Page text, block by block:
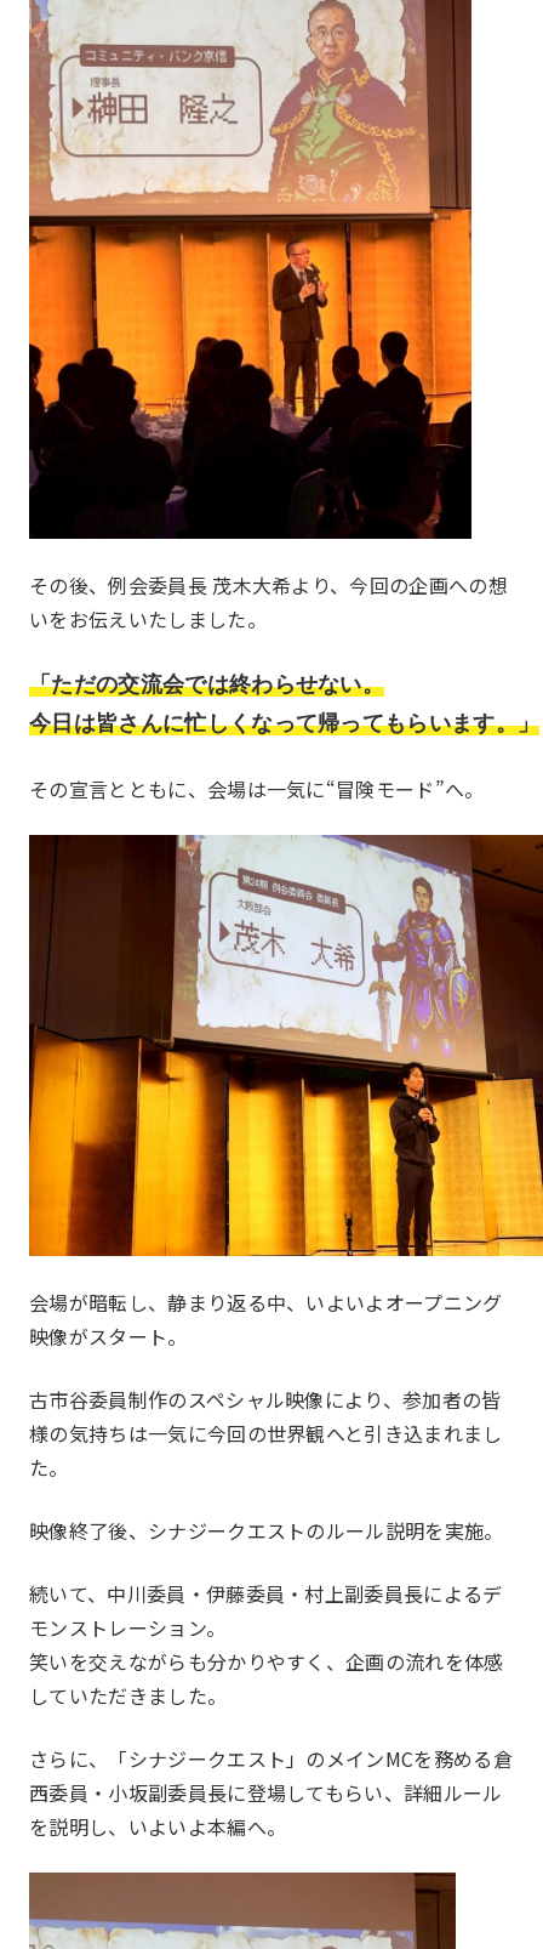
一覧を見る
部会報告
国内・海外研修委員会
例会委員会
コミュニティシェア委員会
総務委員会
コネクト委員会
HAPPY BURGER
アグリベンチャー
JOC LAB
JOC ビジネススクール
KYO＋
ボ）
部会 Section
一覧を見る
本店部会
洛北部会
西陣・北野部会
北大路部会
東九部会
吉祥院部会
伏見部会
山科部会
メンバー Members
その後、例会委員長 茂木大希より、今回の企画への想
いをお伝えいたしました。
「ただの交流会では終わらせない。
今日は皆さんに忙しくなって帰ってもらいます。」
その宣言とともに、会場は一気に“冒険モード”へ。
会場が暗転し、静まり返る中、いよいよオープニング
映像がスタート。
古市谷委員制作のスペシャル映像により、参加者の皆
様の気持ちは一気に今回の世界観へと引き込まれまし
た。
映像終了後、シナジークエストのルール説明を実施。
続いて、中川委員・伊藤委員・村上副委員長によるデ
モンストレーション。
笑いを交えながらも分かりやすく、企画の流れを体感
していただきました。
さらに、「シナジークエスト」のメインMCを務める倉
西委員・小坂副委員長に登場してもらい、詳細ルール
を説明し、いよいよ本編へ。